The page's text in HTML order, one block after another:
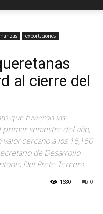
exportaciones
al cierre del
que tuvieron las
semestre del año,
cercano a los 16,160
de Desarrollo
Del Prete Tercero.
0
1680